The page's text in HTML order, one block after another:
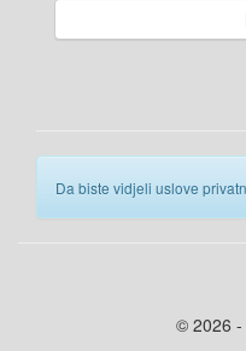
Da biste vidjeli uslove
© 2026 -